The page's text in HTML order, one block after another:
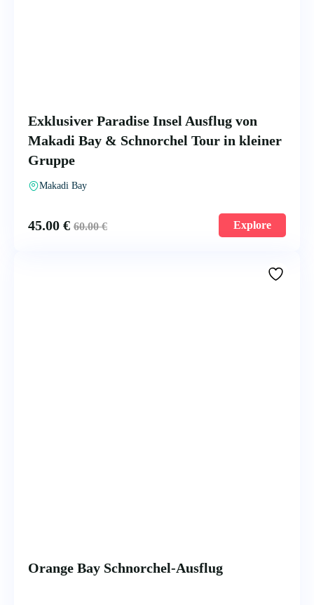
Exklusiver Paradise Insel Ausflug von
Makadi Bay & Schnorchel Tour in kleiner
Gruppe
Makadi Bay
45.00 € 60.00€ Explore
Orange Bay Schnorchel-Ausflug